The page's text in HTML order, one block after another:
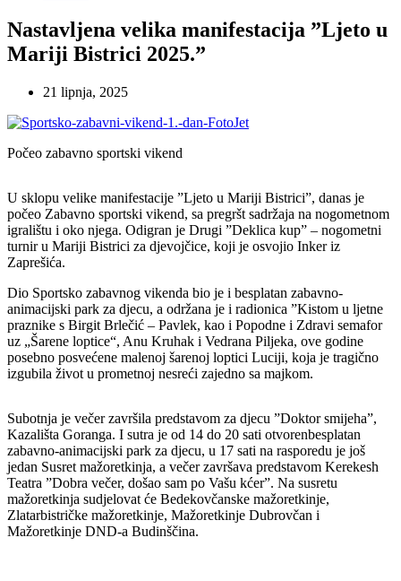
Nastavljena velika manifestacija ”Ljeto u
Mariji Bistrici 2025.”
21 lipnja, 2025
Počeo zabavno sportski vikend
U sklopu velike manifestacije ”Ljeto u Mariji Bistrici”, danas je
počeo Zabavno sportski vikend, sa pregršt sadržaja na nogometnom
igralištu i oko njega. Odigran je Drugi ”Deklica kup” – nogometni
turnir u Mariji Bistrici za djevojčice, koji je osvojio Inker iz
Zaprešića.
Dio Sportsko zabavnog vikenda bio je i besplatan zabavno-
animacijski park za djecu, a održana je i radionica ”Kistom u ljetne
praznike s Birgit Brlečić – Pavlek, kao i Popodne i Zdravi semafor
uz „Šarene loptice“, Anu Kruhak i Vedrana Piljeka, ove godine
posebno posvećene malenoj šarenoj loptici Luciji, koja je tragično
izgubila život u prometnoj nesreći zajedno sa majkom.
Subotnja je večer završila predstavom za djecu ”Doktor smijeha”,
Kazališta Goranga. I sutra je od 14 do 20 sati otvorenbesplatan
zabavno-animacijski park za djecu, u 17 sati na rasporedu je još
jedan Susret mažoretkinja, a večer završava predstavom Kerekesh
Teatra ”Dobra večer, došao sam po Vašu kćer”. Na susretu
mažoretkinja sudjelovat će Bedekovčanske mažoretkinje,
Zlatarbistričke mažoretkinje, Mažoretkinje Dubrovčan i
Mažoretkinje DND-a Budinščina.